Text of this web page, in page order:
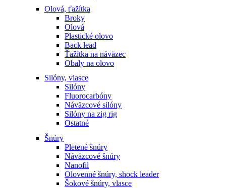
Olová, ťažítka
Broky
Olová
Plastické olovo
Back lead
Ťažítka na náväzec
Obaly na olovo
Silóny, vlasce
Silóny
Fluorocarbóny
Náväzcové silóny
Silóny na zig rig
Ostatné
Šnúry
Pletené šnúry
Náväzcové šnúry
Nanofil
Olovenné šnúry, shock leader
Šokové šnúry, vlasce